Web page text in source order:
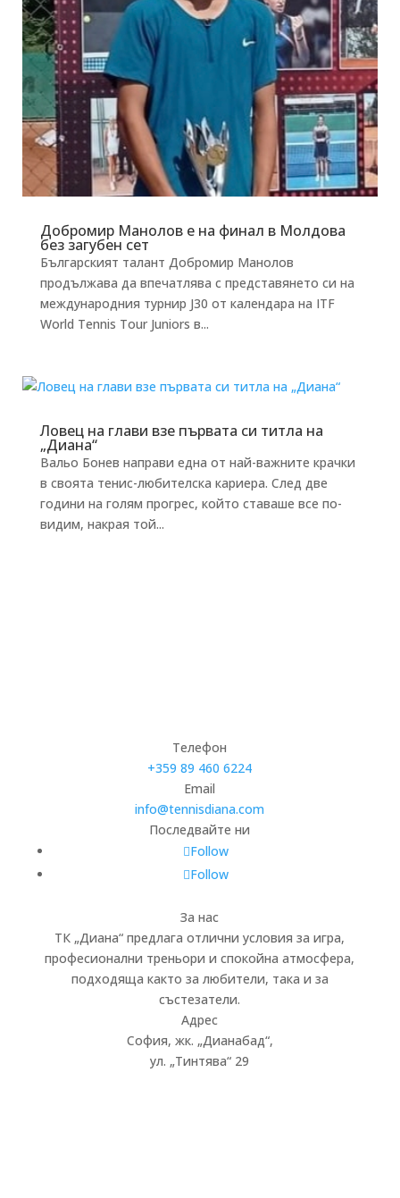
Добромир Манолов е на финал в Молдова
без загубен сет
Българският талант Добромир Манолов
продължава да впечатлява с представянето си на
международния турнир J30 от календара на ITF
World Tennis Tour Juniors в...
Ловец на глави взе първата си титла на
„Диана“
Вальо Бонев направи една от най-важните крачки
в своята тенис-любителска кариера. След две
години на голям прогрес, който ставаше все по-
видим, накрая той...
Телефон
+359 89 460 6224­
Email
info@tennisdiana.com
Последвайте ни
Follow
Follow
За нас
ТК „Диана“ предлага отлични условия за игра,
професионални треньори и спокойна атмосфера,
подходяща както за любители, така и за
състезатели.
Адрес
София, жк. „Дианабад“,
ул. „Тинтява“ 29